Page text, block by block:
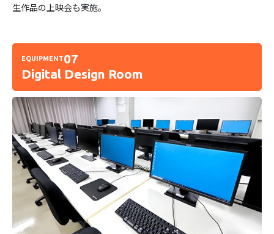
生作品の上映会も実施。
EQUIPMENT07
Digital Design Room